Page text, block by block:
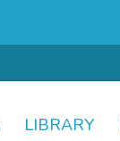
LIBRARY